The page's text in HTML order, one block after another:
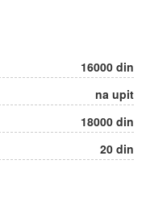
16000 din
na upit
18000 din
20 din